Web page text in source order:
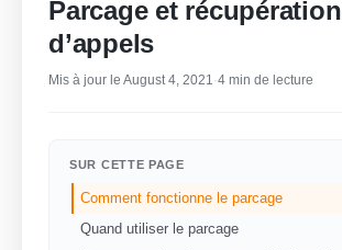
Parcage et récupération
d’appels
Mis à jour le August 4, 2021·4 min de lecture
SUR CETTE PAGE
Comment fonctionne le parcage
Quand utiliser le parcage